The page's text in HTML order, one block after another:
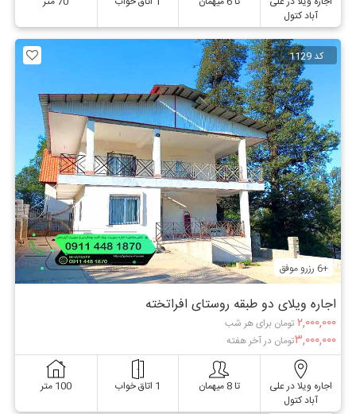
آباد کتول
کد 1129
+6 رزرو موفق
اجاره ویلای دو طبقه روستای افراتخته
۲,۰۰۰,۰۰۰ تومان برای هر شب
۳,۰۰۰,۰۰۰تومان در آخر هفته
اجاره ویلا در علی
آباد کتول
تا 8 میهمان 1 اتاق خواب 100 متر